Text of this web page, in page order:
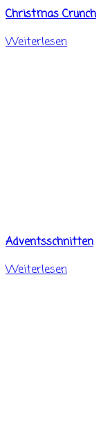
Christmas Crunch
Weiterlesen
Adventsschnitten
Weiterlesen